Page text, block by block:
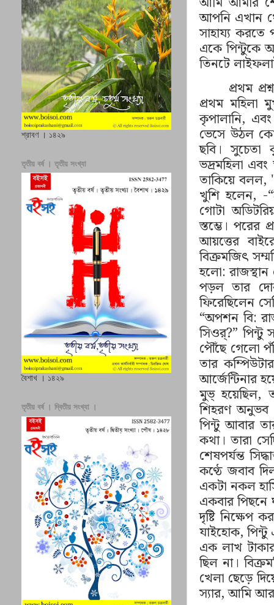
আপনি এখান
সাহায্য করতে
একে পিন্টুকে
তিনটে
প্রথম
প্রথম মহিলা
কৃপালানি,
ভেসে উঠল
ছবি। সুচেতা
ভদ্রমহিলা
তাকিয়ে বলল,
খুশি হলেন, -“
গোটা
স্তম্ভে। পরের
আয়ত্তের
বিক্রমজিৎ
হলো:
পড়ল তার
ফিরেছিলেন
“অপশন বি:
সিওর?” পিন্টু
পৌঁছে গেলো
তার
আর্জেন্টিনার
মুভ্ হয়েছিল,
শিহরণ অনুভব
পিন্টু আবার
কথা। তারা
শেষপর্যন্ত
কণ্ঠে জবাব
একটা নকল
একবার
দৃষ্টি
যাইহোক, পিন্টু
এক লাখ
ছিল না।
খেলা ছেড়ে
স্যার,আমি
শ্রাবণ । ১৪২৯
তৃতীয় বর্ষ । তৃতীয় সংখ্যা
বৈশাখ । ১৪২৯
তৃতীয় বর্ষ । দ্বিতীয় সংখ্যা ।